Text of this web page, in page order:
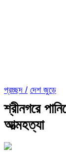
প্রচ্ছদ / দেশ জুড়ে
শ্রীনগরে
আত্মহত্যা